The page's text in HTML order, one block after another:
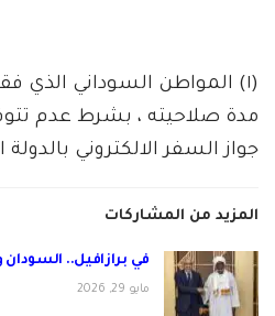
(١) المواطن السوداني الذي
مدة صلاحيته ، بشرط عدم
جواز السفر الالكتروني
المزيد من المشاركات
في برازافيل.. السودان
مايو 29, 2026